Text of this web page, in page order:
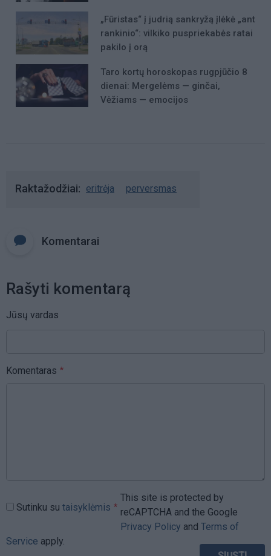
„Fūristas“ į judrią sankryžą įlėkė „ant
rankinio“: vilkiko puspriekabės ratai
pakilo į orą
Taro kortų horoskopas rugpjūčio 8
dienai: Mergelėms — ginčai,
Vėžiams — emocijos
Raktažodžiai eritrėja perversmas
Komentarai
Rašyti komentarą
Jūsų vardas
Komentaras
Sutinku su taisyklėmis
This site is protected by
reCAPTCHA and the Google
Privacy Policy and Terms of
Service apply.